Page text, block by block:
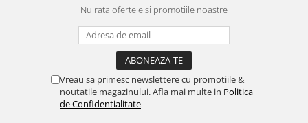
Nu rata ofertele si promotiile noastre
Vreau sa primesc newslettere cu promotiile &
noutatile magazinului. Afla mai multe in Politica
de Confidentialitate